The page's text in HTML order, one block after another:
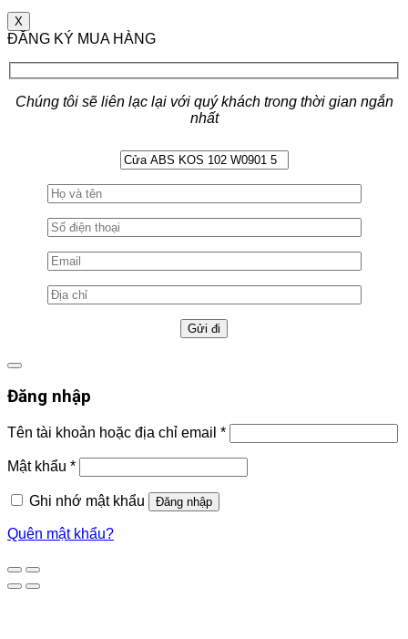
X
ĐĂNG KÝ MUA HÀNG
Chúng tôi sẽ liên lạc lại với quý khách trong thời gian ngắn
nhất
Đăng nhập
Tên tài khoản hoặc địa chỉ email *
Mật khẩu *
Ghi nhớ mật khẩu Đăng nhập
Quên mật khẩu?